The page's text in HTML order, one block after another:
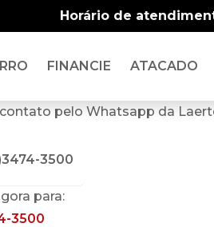
Horário de
FINANCIE ATACADO
pelo Whatsapp da
3500
para:
3500